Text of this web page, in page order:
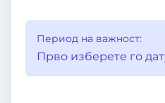
Период на важност:
Прво изберете го